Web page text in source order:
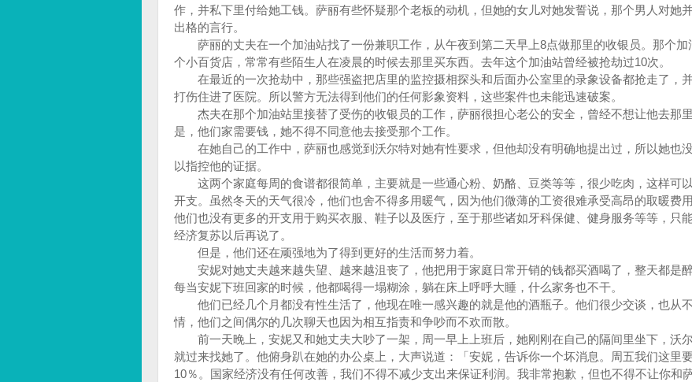
作，并私下里付给她工钱。萨丽有些怀疑那个老板的动机，但她的女儿对她发誓说，那个男人对她
出格的言行。
萨丽的丈夫在一个加油站找了一份兼职工作，从午夜到第二天早上8点做那里的收银员。那个加
个小百货店，常常有些陌生人在凌晨的时候去那里买东西。去年这个加油站曾经被抢劫过10次。
在最近的一次抢劫中，那些强盗把店里的监控摄相探头和后面办公室里的录象设备都抢走了，
打伤住进了医院。所以警方无法得到他们的任何影象资料，这些案件也未能迅速破案。
杰夫在那个加油站里接替了受伤的收银员的工作，萨丽很担心老公的安全，曾经不想让他去那
是，他们家需要钱，她不得不同意他去接受那个工作。
在她自己的工作中，萨丽也感觉到沃尔特对她有性要求，但他却没有明确地提出过，所以她也
以指控他的证据。
这两个家庭每周的食谱都很简单，主要就是一些通心粉、奶酪、豆类等等，很少吃肉，这样可
开支。虽然冬天的天气很冷，他们也舍不得多用暖气，因为他们微薄的工资很难承受高昂的取暖费
他们也没有更多的开支用于购买衣服、鞋子以及医疗，至于那些诸如牙科保健、健身服务等等，只
经济复苏以后再说了。
但是，他们还在顽强地为了得到更好的生活而努力着。
安妮对她丈夫越来越失望、越来越沮丧了，他把用于家庭日常开销的钱都买酒喝了，整天都是醉
每当安妮下班回家的时候，他都喝得一塌糊涂，躺在床上呼呼大睡，什么家务也不干。
他们已经几个月都没有性生活了，他现在唯一感兴趣的就是他的酒瓶子。他们很少交谈，也从
情，他们之间偶尔的几次聊天也因为相互指责和争吵而不欢而散。
前一天晚上，安妮又和她丈夫大吵了一架，周一早上上班后，她刚刚在自己的隔间里坐下，沃
就过来找她了。他俯身趴在她的办公桌上，大声说道：「安妮，告诉你一个坏消息。周五我们这里
10％。国家经济没有任何改善，我们不得不减少支出来保证利润。我非常抱歉，但也不得不让你和